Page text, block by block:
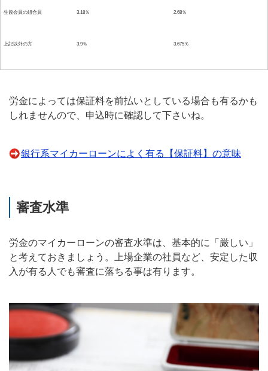
生協会員の組合員 3.18％ 2.68％
上記以外の方 3.9％ 3.675％
労金によっては保証料を前払いとしている場合も有るかも
しれませんので、申込時に確認して下さいね。
銀行系マイカーローンによく有る【保証料】の意味
審査水準
労金のマイカーローンの審査水準は、基本的に「厳しい」
と考えておきましょう。上場企業の社員など、安定した収
入が有る人でも審査に落ちる事は有ります。